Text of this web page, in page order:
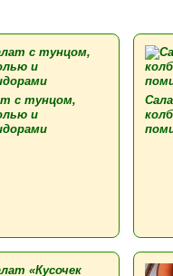
с тунцом,
и